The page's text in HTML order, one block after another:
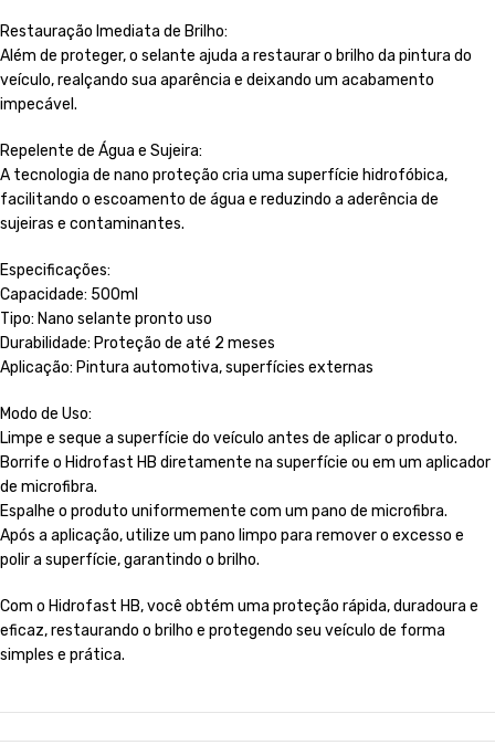
Restauração Imediata de Brilho:
Além de proteger, o selante ajuda a restaurar o brilho da pintura do
veículo, realçando sua aparência e deixando um acabamento
impecável.
Repelente de Água e Sujeira:
A tecnologia de nano proteção cria uma superfície hidrofóbica,
facilitando o escoamento de água e reduzindo a aderência de
sujeiras e contaminantes.
Especificações:
Capacidade: 500ml
Tipo: Nano selante pronto uso
Durabilidade: Proteção de até 2 meses
Aplicação: Pintura automotiva, superfícies externas
Modo de Uso:
Limpe e seque a superfície do veículo antes de aplicar o produto.
Borrife o Hidrofast HB diretamente na superfície ou em um aplicador
de microfibra.
Espalhe o produto uniformemente com um pano de microfibra.
Após a aplicação, utilize um pano limpo para remover o excesso e
polir a superfície, garantindo o brilho.
Com o Hidrofast HB, você obtém uma proteção rápida, duradoura e
eficaz, restaurando o brilho e protegendo seu veículo de forma
simples e prática.